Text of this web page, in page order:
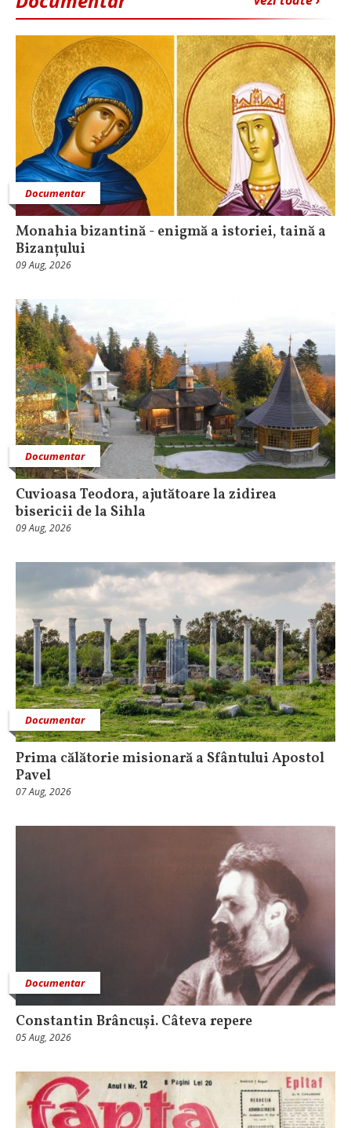
Documentar
Monahia bizantină - enigmă a istoriei, taină a
Bizanțului
09 Aug, 2026
Documentar
Cuvioasa Teodora, ajutătoare la zidirea
bisericii de la Sihla
09 Aug, 2026
Documentar
Prima călătorie misionară a Sfântului Apostol
Pavel
07 Aug, 2026
Documentar
Constantin Brâncuși. Câteva repere
05 Aug, 2026